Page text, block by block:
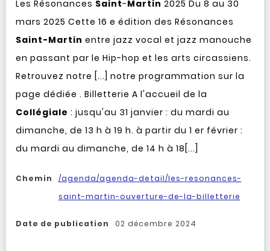
Les Résonances Saint-Martin 2025 Du 8 au 30
mars 2025 Cette 16 e édition des Résonances
Saint-Martin entre jazz vocal et jazz manouche
en passant par le Hip-hop et les arts circassiens.
Retrouvez notre [...] notre programmation sur la
page dédiée . Billetterie A l'accueil de la
Collégiale : jusqu'au 31 janvier : du mardi au
dimanche, de 13 h à 19 h. à partir du 1 er février :
du mardi au dimanche, de 14 h à 18[...]
Chemin
/agenda/agenda-detail/les-resonances-
saint-martin-ouverture-de-la-billetterie
Date de publication 02 décembre 2024